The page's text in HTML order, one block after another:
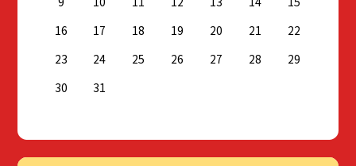
16
17 18 19 20 21
22
23
24 25 26 27 28
29
30
31